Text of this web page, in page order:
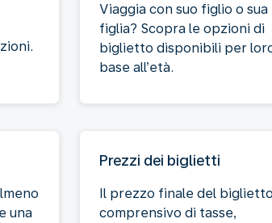
Viaggia con suo figlio o sua
figlia? Scopra le opzioni di
biglietto disponibili per
base all’età.
una
Prezzi dei biglietti
Il prezzo finale del
comprensivo di tasse,